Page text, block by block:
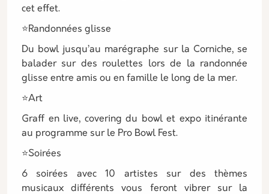
cet effet.
⭐Randonnées glisse
Du bowl jusqu’au marégraphe sur la Corniche, se
balader sur des roulettes lors de la randonnée
glisse entre amis ou en famille le long de la mer.
⭐Art
Graff en live, covering du bowl et expo itinérante
au programme sur le Pro Bowl Fest.
⭐Soirées
6 soirées avec 10 artistes sur des thèmes
musicaux différents vous feront vibrer sur la